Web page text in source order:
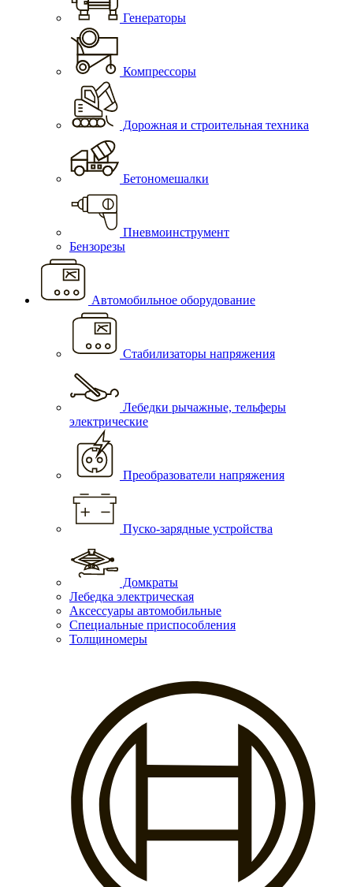
Генераторы
Компрессоры
Дорожная и строительная техника
Бетономешалки
Пневмоинструмент
Бензорезы
Автомобильное оборудование
Стабилизаторы напряжения
Лебедки рычажные, тельферы
электрические
Преобразователи напряжения
Пуско-зарядные устройства
Домкраты
Лебедка электрическая
Аксессуары автомобильные
Специальные приспособления
Толщиномеры